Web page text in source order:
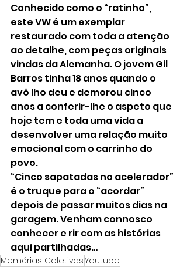
Conhecido como o “ratinho”,
este VW é um exemplar
restaurado com toda a atenção
ao detalhe, com peças originais
vindas da Alemanha. O jovem Gil
Barros tinha 18 anos quando o
avô lho deu e demorou cinco
anos a conferir-lhe o aspeto que
hoje tem e toda uma vida a
desenvolver uma relação muito
emocional com o carrinho do
povo.
“Cinco sapatadas no acelerador”
é o truque para o “acordar”
depois de passar muitos dias na
garagem. Venham connosco
conhecer e rir com as histórias
aqui partilhadas…
Memórias ColetivasYoutube